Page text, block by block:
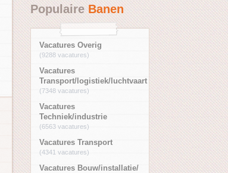
PopulaireBanen
Vacatures Overig
(9288 vacatures)
Vacatures
Transport/logistiek/luchtvaart
(7348 vacatures)
Vacatures
Techniek/industrie
(6563 vacatures)
Vacatures Transport
(4341 vacatures)
Vacatures Bouw/installatie/